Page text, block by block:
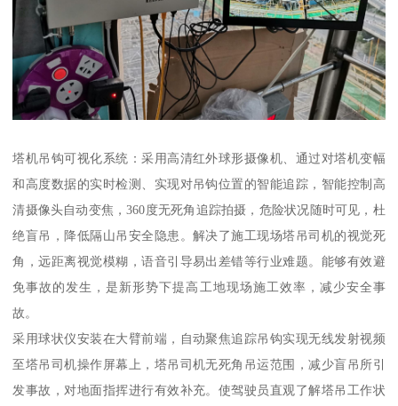
塔机吊钩可视化系统：采用高清红外球形摄像机、通过对塔机变幅
和高度数据的实时检测、实现对吊钩位置的智能追踪，智能控制高
清摄像头自动变焦，360度无死角追踪拍摄，危险状况随时可见，杜
绝盲吊，降低隔山吊安全隐患。解决了施工现场塔吊司机的视觉死
角，远距离视觉模糊，语音引导易出差错等行业难题。能够有效避
免事故的发生，是新形势下提高工地现场施工效率，减少安全事
故。
采用球状仪安装在大臂前端，自动聚焦追踪吊钩实现无线发射视频
至塔吊司机操作屏幕上，塔吊司机无死角吊运范围，减少盲吊所引
发事故，对地面指挥进行有效补充。使驾驶员直观了解塔吊工作状